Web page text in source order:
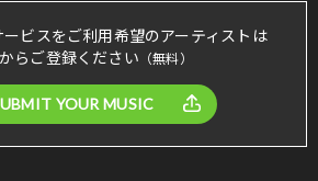
ービスをご利用希望のアーティストは
らご登録ください （無料）
YOUR MUSIC